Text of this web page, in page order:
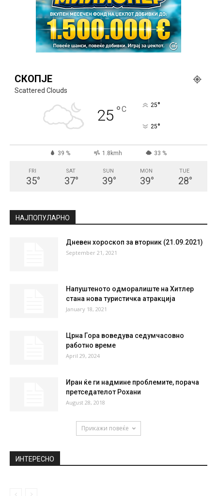
СКОПЈЕ
Scattered Clouds
25 °C 25°
25°
39 % 1.8kmh 33 %
FRI
35°
SAT
37°
SUN
39°
MON
39°
TUE
28°
НАЈПОПУЛАРНО
Дневен хороскоп за вторник (21.09.2021)
September 21, 2021
Напуштеното одморалиште на Хитлер
стана нова туристичка атракција
January 18, 2021
Црна Гора воведува седумчасовно
работно време
April 29, 2024
Иран ќе ги надмине проблемите, порача
претседателот Рохани
August 28, 2018
Прикажи повеќе
ИНТЕРЕСНО